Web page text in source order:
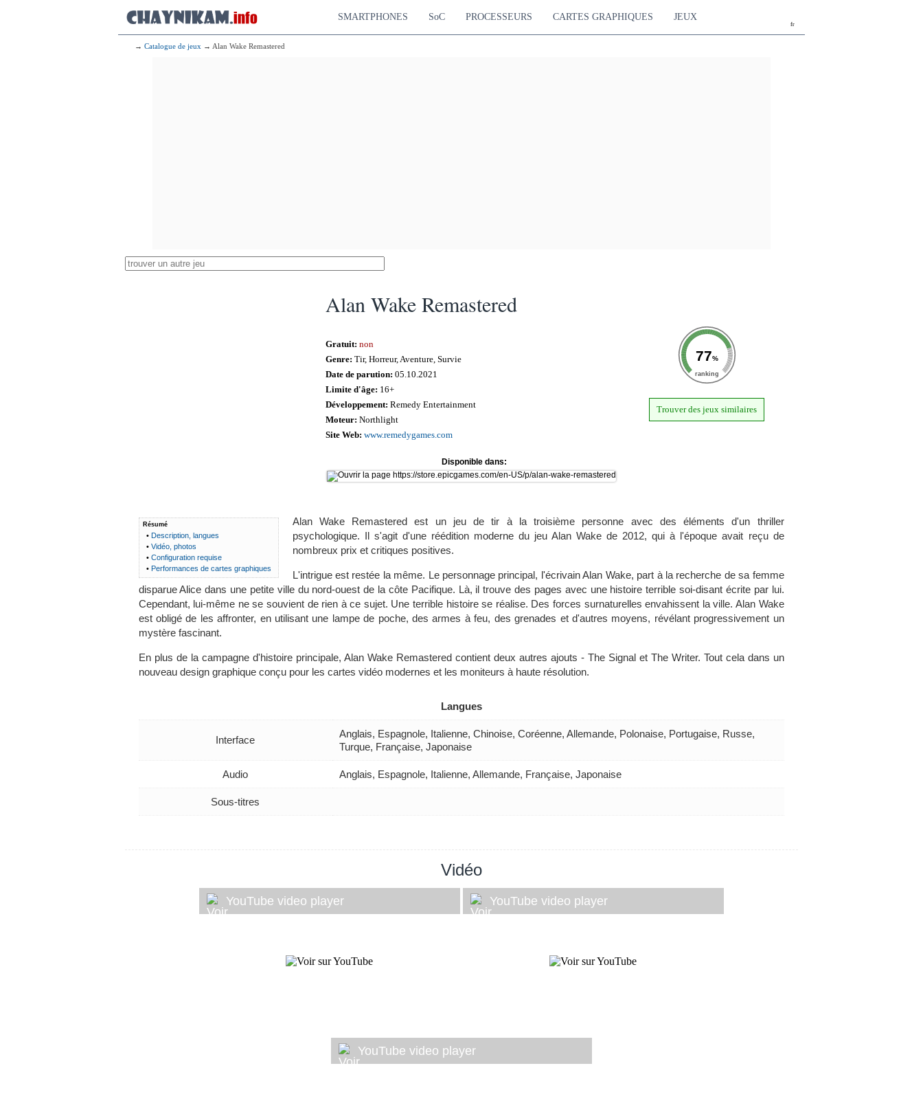
fr
SMARTPHONES SoC PROCESSEURS CARTES GRAPHIQUES JEUX
→ Catalogue de jeux → Alan Wake Remastered
Alan Wake Remastered
77%
ranking
Trouver des jeux similaires
Gratuit: non
Genre: Tir, Horreur, Aventure, Survie
Date de parution: 05.10.2021
Limite d'âge: 16+
Développement: Remedy Entertainment
Moteur: Northlight
Site Web: www.remedygames.com
Disponible dans:
Résumé
• Description, langues
• Vidéo, photos
• Configuration requise
• Performances de cartes graphiques
Alan Wake Remastered est un jeu de tir à la troisième personne avec des éléments d'un thriller
psychologique. Il s'agit d'une réédition moderne du jeu Alan Wake de 2012, qui à l'époque avait reçu de
nombreux prix et critiques positives.
L'intrigue est restée la même. Le personnage principal, l'écrivain Alan Wake, part à la recherche de sa femme
disparue Alice dans une petite ville du nord-ouest de la côte Pacifique. Là, il trouve des pages avec une histoire terrible soi-disant écrite par lui.
Cependant, lui-même ne se souvient de rien à ce sujet. Une terrible histoire se réalise. Des forces surnaturelles envahissent la ville. Alan Wake
est obligé de les affronter, en utilisant une lampe de poche, des armes à feu, des grenades et d'autres moyens, révélant progressivement un
mystère fascinant.
En plus de la campagne d'histoire principale, Alan Wake Remastered contient deux autres ajouts - The Signal et The Writer. Tout cela dans un
nouveau design graphique conçu pour les cartes vidéo modernes et les moniteurs à haute résolution.
Langues
Interface
Anglais, Espagnole, Italienne, Chinoise, Coréenne, Allemande, Polonaise, Portugaise, Russe,
Turque, Française, Japonaise
Audio Anglais, Espagnole, Italienne, Allemande, Française, Japonaise
Sous-titres
Vidéo
YouTube video player YouTube video player
YouTube video player